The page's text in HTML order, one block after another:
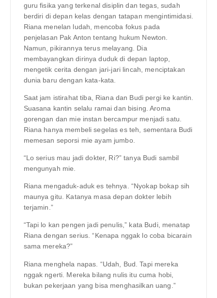
guru fisika yang terkenal disiplin dan tegas, sudah
berdiri di depan kelas dengan tatapan mengintimidasi.
Riana menelan ludah, mencoba fokus pada
penjelasan Pak Anton tentang hukum Newton.
Namun, pikirannya terus melayang. Dia
membayangkan dirinya duduk di depan laptop,
mengetik cerita dengan jari-jari lincah, menciptakan
dunia baru dengan kata-kata.
Saat jam istirahat tiba, Riana dan Budi pergi ke kantin.
Suasana kantin selalu ramai dan bising. Aroma
gorengan dan mie instan bercampur menjadi satu.
Riana hanya membeli segelas es teh, sementara Budi
memesan seporsi mie ayam jumbo.
“Lo serius mau jadi dokter, Ri?” tanya Budi sambil
mengunyah mie.
Riana mengaduk-aduk es tehnya. “Nyokap bokap sih
maunya gitu. Katanya masa depan dokter lebih
terjamin.”
“Tapi lo kan pengen jadi penulis,” kata Budi, menatap
Riana dengan serius. “Kenapa nggak lo coba bicarain
sama mereka?”
Riana menghela napas. “Udah, Bud. Tapi mereka
nggak ngerti. Mereka bilang nulis itu cuma hobi,
bukan pekerjaan yang bisa menghasilkan uang.”